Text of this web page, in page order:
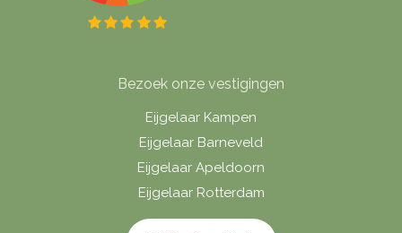
Bezoek onze vestigingen
Eijgelaar Kampen
Eijgelaar Barneveld
Eijgelaar Apeldoorn
Eijgelaar Rotterdam